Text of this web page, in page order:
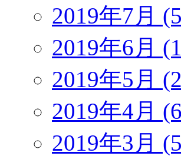
2019年7月
2019年6月
2019年5月
2019年4月
2019年3月